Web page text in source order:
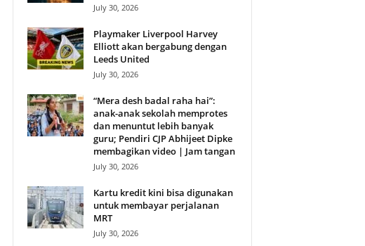
July 30, 2026
Playmaker Liverpool Harvey
Elliott akan bergabung dengan
Leeds United
July 30, 2026
“Mera desh badal raha hai”:
anak-anak sekolah memprotes
dan menuntut lebih banyak
guru; Pendiri CJP Abhijeet Dipke
membagikan video | Jam tangan
July 30, 2026
Kartu kredit kini bisa digunakan
untuk membayar perjalanan
MRT
July 30, 2026